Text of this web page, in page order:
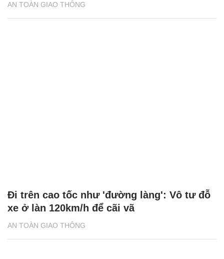
AN TOÀN GIAO THÔNG
AN TOÀN GIAO THÔNG
Đi trên cao tốc như 'đường làng': Vô tư đỗ
xe ở làn 120km/h để cãi vã